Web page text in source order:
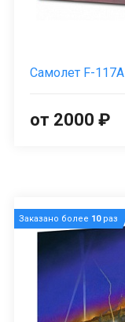
Самолет F-117A
от 2000 ₽
Заказано более 10раз